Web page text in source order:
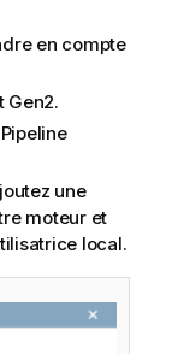
en compte
Gen2.
une
moteur et
local.